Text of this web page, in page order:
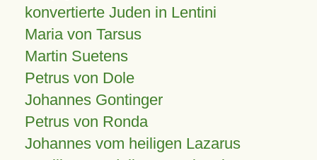
konvertierte Juden in Lentini
Maria von Tarsus
Martin Suetens
Petrus von Dole
Johannes Gontinger
Petrus von Ronda
Johannes vom heiligen Lazarus